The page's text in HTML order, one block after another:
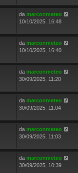
da marconmeteo
10/10/2025, 16:48
da marconmeteo
10/10/2025, 16:40
da marconmeteo
30/09/2025, 11:20
da marconmeteo
30/09/2025, 11:04
da marconmeteo
30/09/2025, 11:03
da marconmeteo
30/09/2025, 10:39